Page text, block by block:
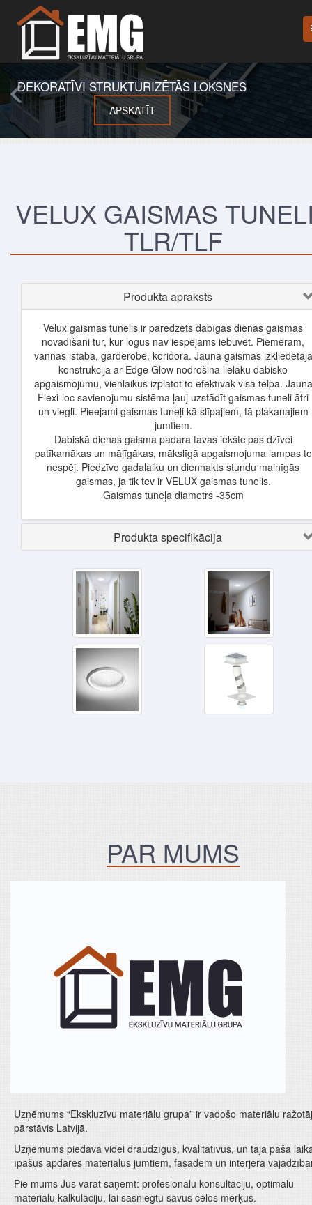
DEKORATĪVI STRUKTURIZĒTĀS LOKSNES
APSKATĪT
VELUX GAISMAS
TLR/TLF
Produkta apraksts
Velux gaismas tunelis ir paredzēts dabīgās dienas gaismas
novadīšani tur, kur logus nav iespējams iebūvēt. Piemēram,
vannas istabā, garderobē, koridorā. Jaunā gaismas izkliedētāja
konstrukcija ar Edge Glow nodrošina lielāku dabisko
apgaismojumu, vienlaikus izplatot to efektīvāk visā telpā. Jaunā
Flexi-loc savienojumu sistēma ļauj uzstādīt gaismas tuneli ātri
un viegli. Pieejami gaismas tuneļi kā slīpajiem, tā plakanajiem
jumtiem.
Dabiskā dienas gaisma padara tavas iekštelpas dzīvei
patīkamākas un mājīgākas, mākslīgā apgaismojuma lampas to
nespēj. Piedzīvo gadalaiku un diennakts stundu mainīgās
gaismas, ja tik tev ir VELUX gaismas tunelis.
Gaismas tuneļa diametrs -35cm
Produkta specifikācija
PAR MUMS
Uzņēmums “Ekskluzīvu materiālu grupa” ir vadošo materiālu
pārstāvis Latvijā.
Uzņēmums piedāvā videi draudzīgus, kvalitatīvus, un tajā pašā
īpašus apdares materiālus jumtiem, fasādēm un interjēra
Pie mums Jūs varat saņemt: profesionālu konsultāciju, optimālu
materiālu kalkulāciju, lai sasniegtu savus cēlos mērķus.